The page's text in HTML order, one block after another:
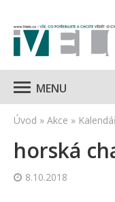
MENU
Úvod » Akce »
horská
8.10.2018